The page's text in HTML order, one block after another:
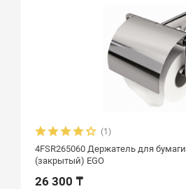
(1)
4FSR265060 Держатель для бумаги
(закрытый) EGO
26 300 ₸